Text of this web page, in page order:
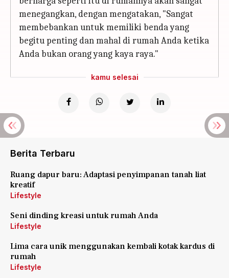
menegangkan, dengan mengatakan, "Sangat
membebankan untuk memiliki benda yang
begitu penting dan mahal di rumah Anda ketika
Anda bukan orang yang kaya raya."
kamu selesai
Berita Terbaru
Ruang dapur baru: Adaptasi penyimpanan tanah liat
kreatif
Lifestyle
Seni dinding kreasi untuk rumah Anda
Lifestyle
Lima cara unik menggunakan kembali kotak kardus di
rumah
Lifestyle